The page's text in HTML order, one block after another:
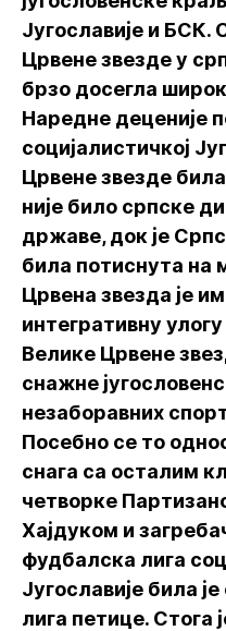
Југославије и БСК.
Црвене звезде у
брзо досегла
Наредне деценије
социјалистичкој
Црвене звезде
није било српске
државе, док је
била потиснута на
Црвена звезда је
интегративну
Велике Црвене
снажне
незаборавних
Посебно се то
снага са осталим
четворке
Хајдуком и
фудбалска лига
Југославије била
лига петице. Стога